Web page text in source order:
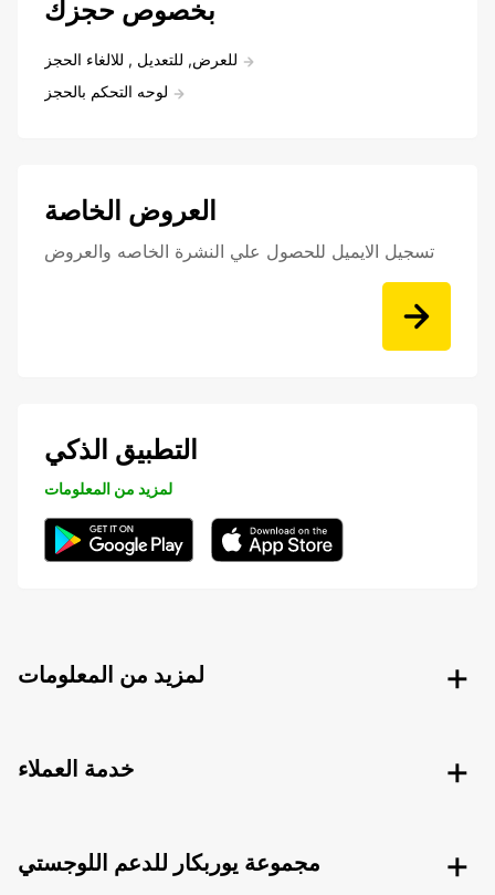
بخصوص حجزك
للعرض, للتعديل , للالغاء الحجز
لوحه التحكم بالحجز
العروض الخاصة
تسجيل الايميل للحصول علي النشرة الخاصه والعروض
التطبيق الذكي
لمزيد من المعلومات
لمزيد من المعلومات
خدمة العملاء
مجموعة يوربكار للدعم اللوجستي